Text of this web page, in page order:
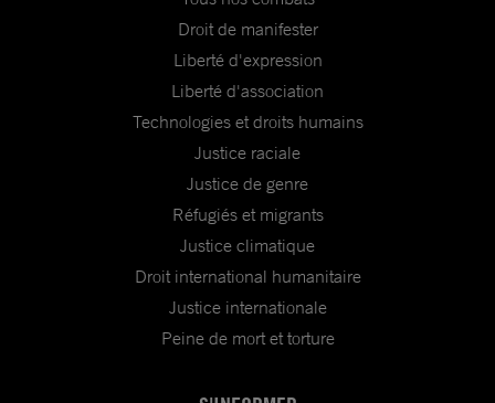
Droit de manifester
Liberté d'expression
Liberté d'association
Technologies et droits humains
Justice raciale
Justice de genre
Réfugiés et migrants
Justice climatique
Droit international humanitaire
Justice internationale
Peine de mort et torture